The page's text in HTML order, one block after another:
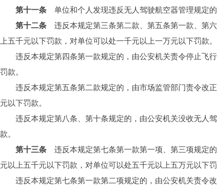
第十一条 单位和个人发现违反无人驾驶航空器管理规定
第十二条 违反本规定第三条第二款、第五条第一款、第
上五千元以下罚款，对单位可以处一千元以上一万元以下罚款。
违反本规定第四条第一款规定的，由公安机关责令停止飞行
罚款。
违反本规定第五条第二款规定的，由市场监管部门责令改正
元以下罚款。
违反本规定第八条、第十条规定的，由公安机关没收无人驾
款。
第十三条 违反本规定第七条第一款第一项、第三项规定
元以上五千元以下罚款，对单位可以处五千元以上五万元以下
违反本规定第七条第一款第二项规定的，由公安机关责令改